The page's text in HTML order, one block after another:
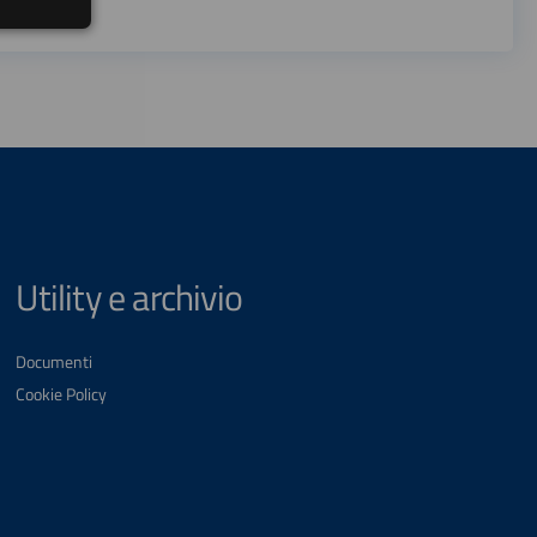
Utility e archivio
Documenti
Cookie Policy